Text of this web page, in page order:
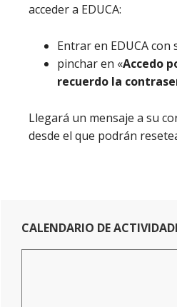
acceder a EDUCA:
Entrar en EDUCA con
pinchar en «Accedo
recuerdo la
Llegará un mensaje a su
desde el que podrán
Primary
Sidebar
CALENDARIO DE